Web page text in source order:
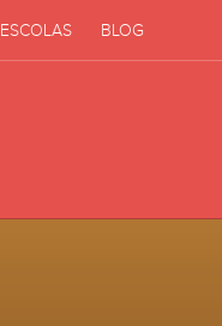
ESCOLAS BLOG